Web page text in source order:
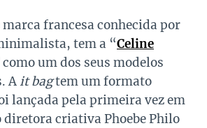
marca francesa conhecida por
tem a “Celine
como um dos seus modelos
Ait bagtem um formato
lançada pela primeira vez em
diretora criativa Phoebe Philo